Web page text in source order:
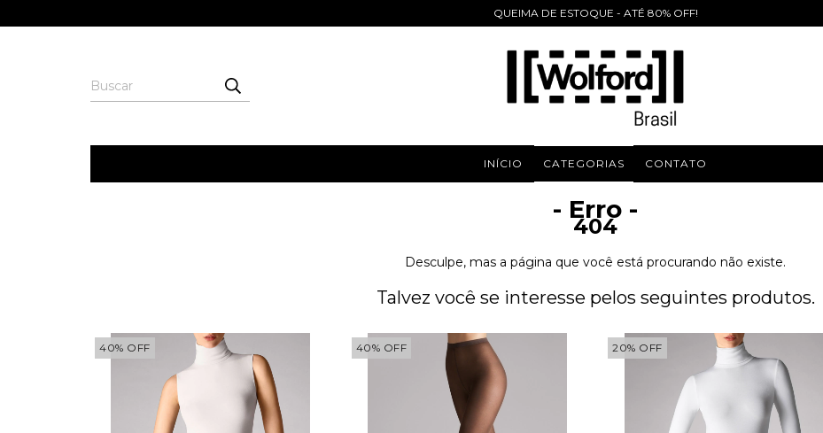
QUEIMA DE ESTOQUE - ATÉ 80% OFF!
INÍCIO CATEGORIAS CONTATO
- Erro -
404
Desculpe, mas a página que você está procurando não existe.
Talvez você se interesse pelos seguintes produtos.
40% OFF 40% OFF 20% OFF